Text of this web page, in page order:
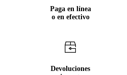
Paga en línea
o en efectivo
Devoluciones